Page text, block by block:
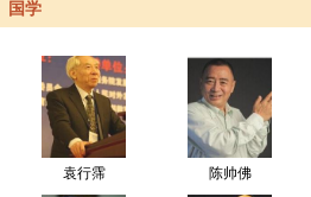
国学
袁行霈 陈帅佛